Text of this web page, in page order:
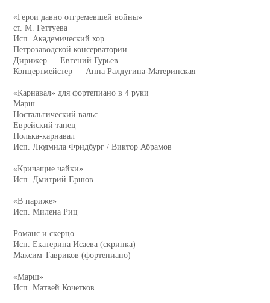
«Герои давно отгремевшей войны»
ст. М. Геттуева
Исп. Академический хор
Петрозаводской консерватории
Дирижер — Евгений Гурьев
Концертмейстер — Анна Ралдугина-Материнская
«Карнавал» для фортепиано в 4 руки
Марш
Ностальгический вальс
Еврейский танец
Полька-карнавал
Исп. Людмила Фридбург / Виктор Абрамов
«Кричащие чайки»
Исп. Дмитрий Ершов
«В париже»
Исп. Милена Риц
Романс и скерцо
Исп. Екатерина Исаева (скрипка)
Максим Тавриков (фортепиано)
«Марш»
Исп. Матвей Кочетков